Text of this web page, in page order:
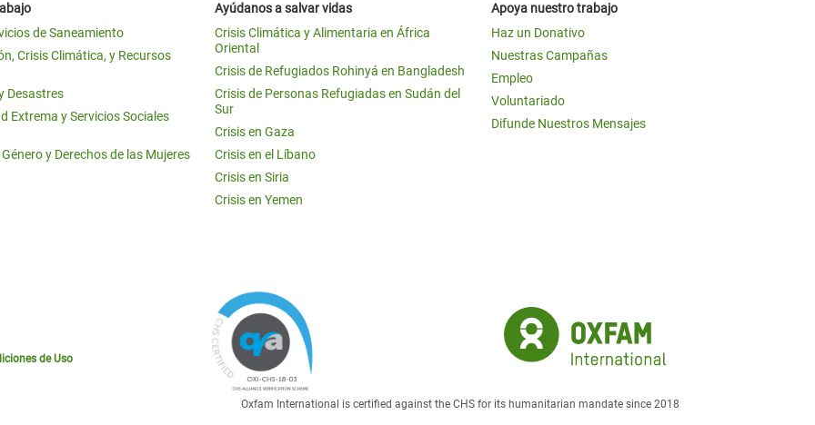
de Saneamiento
Crisis Climática, y Recursos
Desastres
Extrema y Servicios Sociales
y Derechos de las Mujeres
Ayúdanos a salvar vidas
Crisis Climática y Alimentaria en África
Oriental
Crisis de Refugiados Rohinyá en Bangladesh
Crisis de Personas Refugiadas en Sudán del
Sur
Crisis en Gaza
Crisis en el Líbano
Crisis en Siria
Crisis en Yemen
Apoya nuestro trabajo
Haz un Donativo
Nuestras Campañas
Empleo
Voluntariado
Difunde Nuestros Mensajes
de Uso
Oxfam International is certified against the CHS for its humanitarian mandate since 2018